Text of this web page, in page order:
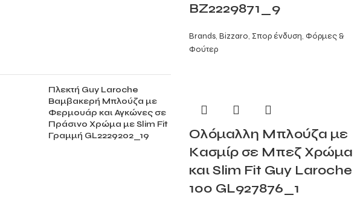
Πλεκτή Guy Laroche
Βαμβακερή Μπλούζα με
Φερμουάρ και Αγκώνες σε
Πράσινο Χρώμα με Slim Fit
Γραμμή GL2229202_19
BZ2229871_9
Brands, Bizzaro, Σπορ ένδυση, Φόρμες &
Φούτερ
Ολόμαλλη Μπλούζα με
Κασμίρ σε Μπεζ Χρώμα
και Slim Fit Guy Laroche
100 GL927876_1